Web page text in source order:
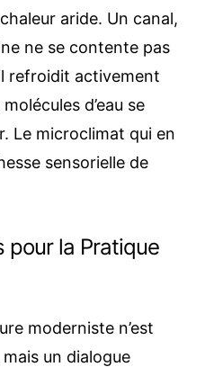
aride. Un canal,
ne se contente pas
refroidit activement
d’eau se
Le microclimat qui en
sensorielle de
pour la Pratique
moderniste n’est
un dialogue